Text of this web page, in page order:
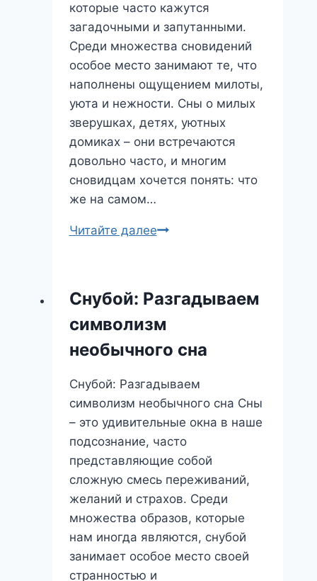
которые часто кажутся
загадочными и запутанными.
Среди множества сновидений
особое место занимают те, что
наполнены ощущением милоты,
уюта и нежности. Сны о милых
зверушках, детях, уютных
домиках – они встречаются
довольно часто, и многим
сновидцам хочется понять: что
же на самом…
Читайте далееМилые
Говорит
Подсознание?
Снубой: Разгадываем
символизм
необычного сна
Снубой: Разгадываем
символизм необычного сна Сны
– это удивительные окна в наше
подсознание, часто
представляющие собой
сложную смесь переживаний,
желаний и страхов. Среди
множества образов, которые
нам иногда являются, снубой
занимает особое место своей
странностью и